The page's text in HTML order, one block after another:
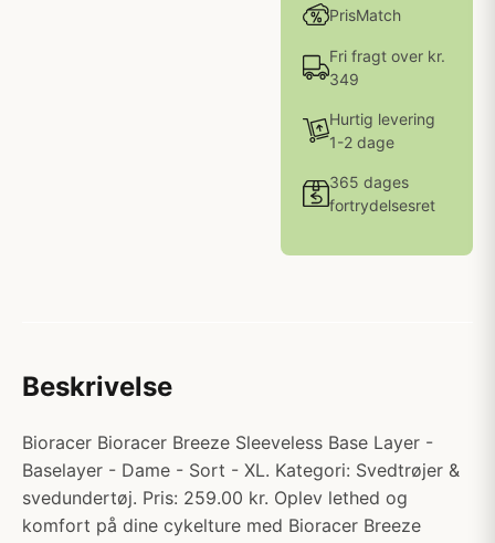
PrisMatch
Fri fragt over kr.
349
Hurtig levering
1-2 dage
365 dages
fortrydelsesret
Beskrivelse
Bioracer Bioracer Breeze Sleeveless Base Layer -
Baselayer - Dame - Sort - XL. Kategori: Svedtrøjer &
svedundertøj. Pris: 259.00 kr. Oplev lethed og
komfort på dine cykelture med Bioracer Breeze